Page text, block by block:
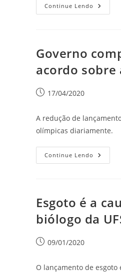
Continue Lendo
Governo
acordo sobre
17/04/2020
A redução de
olímpicas diariamente.
Continue Lendo
Esgoto é a
biólogo da
09/01/2020
O lançamento de esgoto